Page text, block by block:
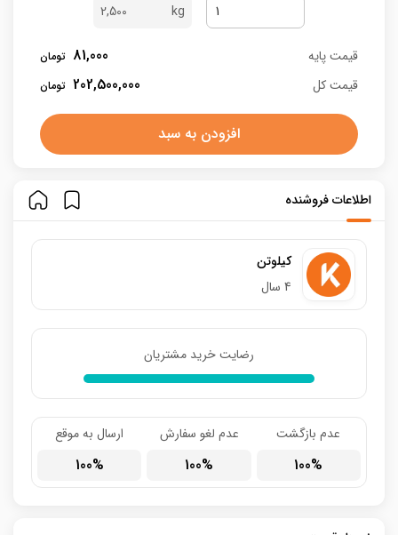
2,500
قیمت پایه 81,000
قیمت کل 202,500,000
افزودن به سبد
اطلاعات فروشنده
کیلوتن
4 سال
رضایت خرید مشتریان
عدم بازگشت
100
عدم لغو سفارش
100
ارسال به موقع
100